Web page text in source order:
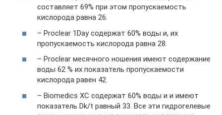
составляет 69% при этом пропускаемость
кислорода равна 26.
– Proclear 1Day содержат 60% воды и, их
пропускаемость кислорода равна 28.
– Proclear месячного ношения имеют содержание
воды 62 % их показатель пропускаемости
кислорода равен 42.
– Biomedics XC содержат 60% воды и и имеют
показатель Dk/t равный 33. Все эти гидрогелевые